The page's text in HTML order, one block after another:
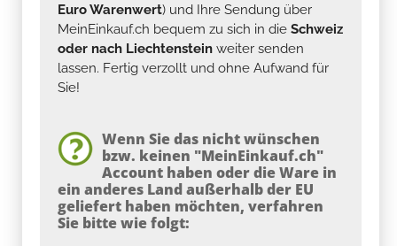
Euro Warenwert) und Ihre Sendung über
MeinEinkauf.ch bequem zu sich in die Schweiz
oder nach Liechtenstein weiter senden
lassen. Fertig verzollt und ohne Aufwand für
Sie!
Wenn Sie das nicht wünschen
bzw. keinen "MeinEinkauf.ch"
Account haben oder die Ware in
ein anderes Land außerhalb der EU
geliefert haben möchten, verfahren
Sie bitte wie folgt: